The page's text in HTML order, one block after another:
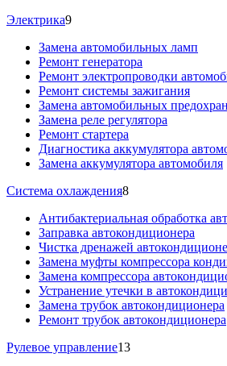
Электрика9
Замена автомобильных ламп
Ремонт генератора
Ремонт электропроводки
Ремонт системы зажигания
Замена автомобильных
Замена реле регулятора
Ремонт стартера
Диагностика аккумулятора
Замена аккумулятора автомобиля
Система охлаждения8
Антибактериальная обработка
Заправка автокондиционера
Чистка дренажей
Замена муфты компрессора
Замена компрессора
Устранение утечки в
Замена трубок автокондиционера
Ремонт трубок автокондиционера
Рулевое управление13